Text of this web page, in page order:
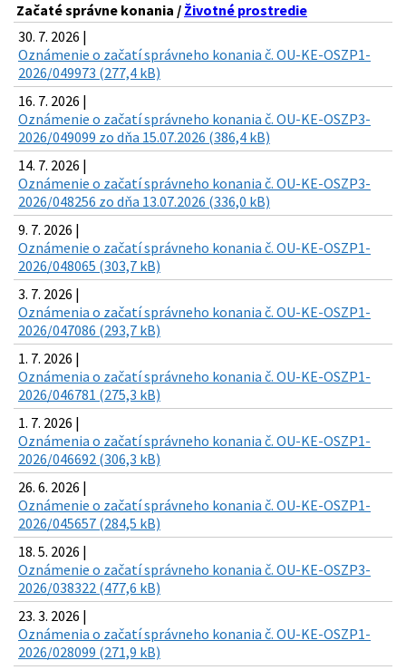
Začaté správne konania / Životné prostredie
30. 7. 2026 |
Oznámenie o začatí správneho konania č. OU-KE-OSZP1-
2026/049973 (277,4 kB)
16. 7. 2026 |
Oznámenie o začatí správneho konania č. OU-KE-OSZP3-
2026/049099 zo dňa 15.07.2026 (386,4 kB)
14. 7. 2026 |
Oznámenie o začatí správneho konania č. OU-KE-OSZP3-
2026/048256 zo dňa 13.07.2026 (336,0 kB)
9. 7. 2026 |
Oznámenie o začatí správneho konania č. OU-KE-OSZP1-
2026/048065 (303,7 kB)
3. 7. 2026 |
Oznámenia o začatí správneho konania č. OU-KE-OSZP1-
2026/047086 (293,7 kB)
1. 7. 2026 |
Oznámenia o začatí správneho konania č. OU-KE-OSZP1-
2026/046781 (275,3 kB)
1. 7. 2026 |
Oznámenia o začatí správneho konania č. OU-KE-OSZP1-
2026/046692 (306,3 kB)
26. 6. 2026 |
Oznámenie o začatí správneho konania č. OU-KE-OSZP1-
2026/045657 (284,5 kB)
18. 5. 2026 |
Oznámenie o začatí správneho konania č. OU-KE-OSZP3-
2026/038322 (477,6 kB)
23. 3. 2026 |
Oznámenia o začatí správneho konania č. OU-KE-OSZP1-
2026/028099 (271,9 kB)